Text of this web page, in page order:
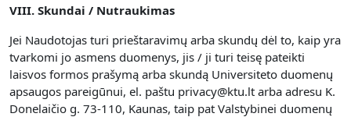
VIII. Skundai / Nutraukimas
Jei Naudotojas turi prieštaravimų arba skundų dėl to, kaip yra
tvarkomi jo asmens duomenys, jis / ji turi teisę pateikti
laisvos formos prašymą arba skundą Universiteto duomenų
apsaugos pareigūnui, el. paštu privacy@ktu.lt arba adresu K.
Donelaičio g. 73-110, Kaunas, taip pat Valstybinei duomenų